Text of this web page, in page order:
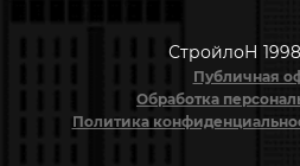
СтройлоН
Публичная
Обработка
Политика